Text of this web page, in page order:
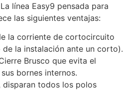
línea Easy9 pensada para
las siguientes ventajas:
la corriente de cortocircuito
la instalación ante un corto).
Brusco que evita el
bornes internos.
disparan todos los polos